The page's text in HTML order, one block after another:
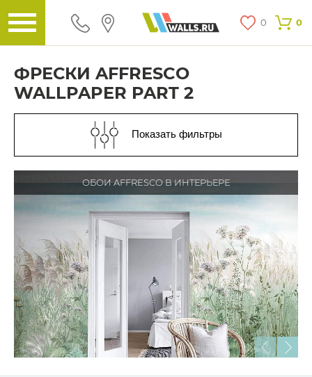
0 0
ФРЕСКИ AFFRESCO
WALLPAPER PART 2
Показать фильтры
ОБОИ AFFRESCO В ИНТЕРЬЕРЕ